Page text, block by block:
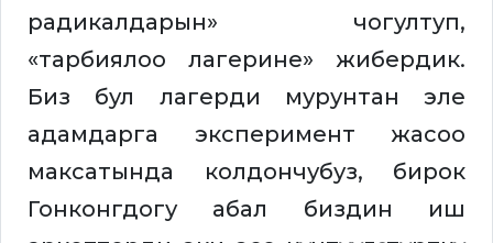
радикалдарын» чогултуп,
«тарбиялоо лагерине» жибердик.
Биз бул лагерди мурунтан эле
адамдарга эксперимент жасоо
максатында колдончубуз, бирок
Гонконгдогу абал биздин иш